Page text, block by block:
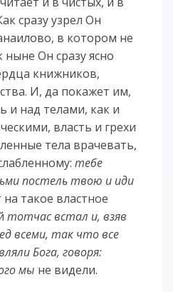
сразу узрел Он
в котором не
ныне Он сразу ясно
книжников,
И, да покажет им,
и над телами, как и
власть и грехи
тела врачевать,
тебе
постель твою и иди
такое властное
тотчас встал и, взяв
всеми, так что все
Бога, говоря:
мы не видели.